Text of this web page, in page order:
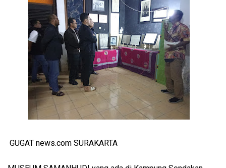
GUGAT news.com SURAKARTA